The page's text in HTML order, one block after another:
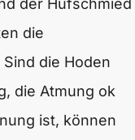
der Hufschmied
die
die Hoden
die Atmung ok
ist, können